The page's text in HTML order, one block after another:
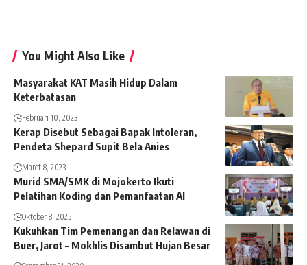
You Might Also Like
Masyarakat KAT Masih Hidup Dalam
Keterbatasan
Februari 10, 2023
Kerap Disebut Sebagai Bapak Intoleran,
Pendeta Shepard Supit Bela Anies
Maret 8, 2023
Murid SMA/SMK di Mojokerto Ikuti
Pelatihan Koding dan Pemanfaatan AI
Oktober 8, 2025
Kukuhkan Tim Pemenangan dan Relawan di
Buer, Jarot – Mokhlis Disambut Hujan Besar